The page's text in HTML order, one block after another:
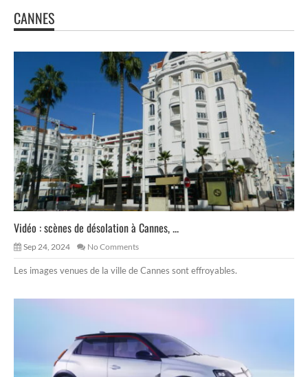
CANNES
Vidéo : scènes de désolation à Cannes, ...
Sep 24, 2024 No Comments
Les images venues de la ville de Cannes sont effroyables.